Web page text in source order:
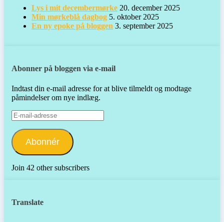
Lys i mit decembermørke 20. december 2025
Min mørkeblå dagbog 5. oktober 2025
En ny epoke på bloggen 3. september 2025
Abonner på bloggen via e-mail
Indtast din e-mail adresse for at blive tilmeldt og modtage
påmindelser om nye indlæg.
E-
mail-
adresse
Abonnér
Join 42 other subscribers
Translate